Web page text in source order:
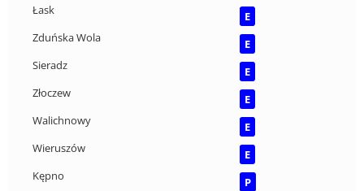
Łask
E
Zduńska Wola
E
Sieradz
E
Złoczew
E
Walichnowy
E
Wieruszów
E
Kępno
P